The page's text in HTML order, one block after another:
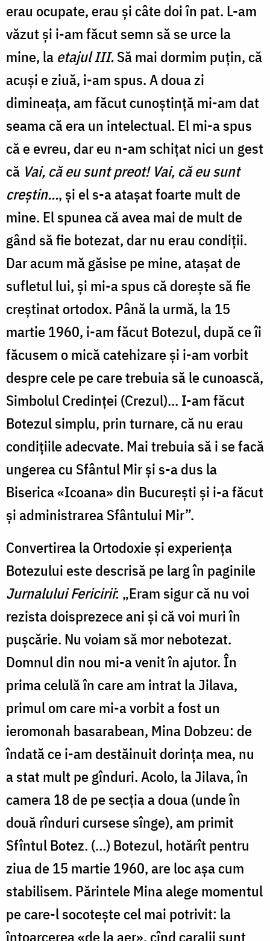
erau ocupate, erau şi câte doi în pat. L-am
văzut şi i-am făcut semn să se urce la
mine, la etajul III.Să mai dormim puţin, că
acuşi e ziuă, i-am spus. A doua zi
dimineața, am făcut cunoștință mi-am dat
seama că era un intelectual. El mi-a spus
că e evreu, dar eu n-am schițat nici un gest
că Vai, că eu sunt preot! Vai, că eu sunt
creștin..., și el s-a atașat foarte mult de
mine. El spunea că avea mai de mult de
gând să fie botezat, dar nu erau condiții.
Dar acum mă găsise pe mine, atașat de
sufletul lui, și mi-a spus că dorește să fie
creștinat ortodox. Până la urmă, la 15
martie 1960, i-am făcut Botezul, după ce îi
făcusem o mică catehizare și i-am vorbit
despre cele pe care trebuia să le cunoască,
Simbolul Credinței (Crezul)... I-am făcut
Botezul simplu, prin turnare, că nu erau
condițiile adecvate. Mai trebuia să i se facă
ungerea cu Sfântul Mir și s-a dus la
Biserica «Icoana» din București și i-a făcut
și administrarea Sfântului Mir”.
Convertirea la Ortodoxie și experiența
Botezului este descrisă pe larg în paginile
Jurnalului Fericirii: „Eram sigur că nu voi
rezista doisprezece ani şi că voi muri în
puşcărie. Nu voiam să mor nebotezat.
Domnul din nou mi-a venit în ajutor. În
prima celulă în care am intrat la Jilava,
primul om care mi-a vorbit a fost un
ieromonah basarabean, Mina Dobzeu: de
îndată ce i-am destăinuit dorinţa mea, nu
a stat mult pe gînduri. Acolo, la Jilava, în
camera 18 de pe secţia a doua (unde în
două rînduri cursese sînge), am primit
Sfîntul Botez. (…) Botezul, hotărît pentru
ziua de 15 martie 1960, are loc aşa cum
stabilisem. Părintele Mina alege momentul
pe care-l socoteşte cel mai potrivit: la
întoarcerea «de la aer», cînd caralii sunt